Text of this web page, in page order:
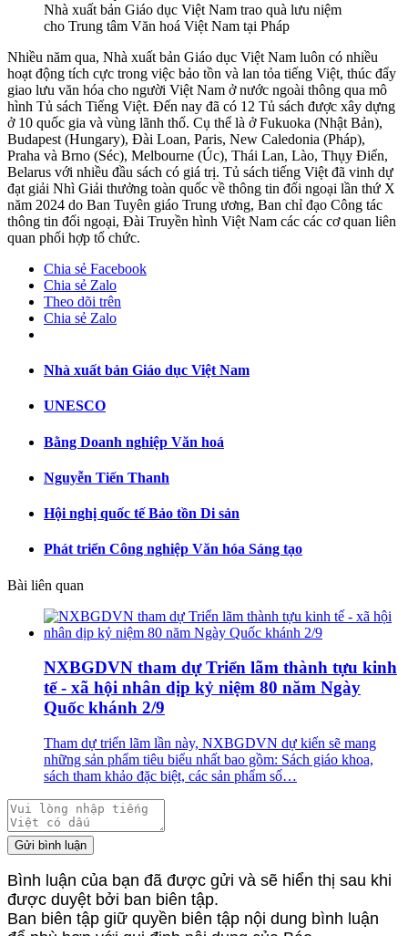
Nhà xuất bản Giáo dục Việt Nam trao quà lưu niệm
cho Trung tâm Văn hoá Việt Nam tại Pháp
Nhiều năm qua, Nhà xuất bản Giáo dục Việt Nam luôn có nhiều
hoạt động tích cực trong việc bảo tồn và lan tỏa tiếng Việt, thúc đẩy
giao lưu văn hóa cho người Việt Nam ở nước ngoài thông qua mô
hình Tủ sách Tiếng Việt. Đến nay đã có 12 Tủ sách được xây dựng
ở 10 quốc gia và vùng lãnh thổ. Cụ thể là ở Fukuoka (Nhật Bản),
Budapest (Hungary), Đài Loan, Paris, New Caledonia (Pháp),
Praha và Brno (Séc), Melbourne (Úc), Thái Lan, Lào, Thụy Điển,
Belarus với nhiều đầu sách có giá trị. Tủ sách tiếng Việt đã vinh dự
đạt giải Nhì Giải thưởng toàn quốc về thông tin đối ngoại lần thứ X
năm 2024 do Ban Tuyên giáo Trung ương, Ban chỉ đạo Công tác
thông tin đối ngoại, Đài Truyền hình Việt Nam các các cơ quan liên
quan phối hợp tổ chức.
Chia sẻ Facebook
Chia sẻ Zalo
Theo dõi trên
Chia sẻ Zalo
Nhà xuất bản Giáo dục Việt Nam
UNESCO
Bằng Doanh nghiệp Văn hoá
Nguyễn Tiến Thanh
Hội nghị quốc tế Bảo tồn Di sản
Phát triển Công nghiệp Văn hóa Sáng tạo
Bài liên quan
NXBGDVN tham dự Triển lãm thành tựu kinh
tế - xã hội nhân dịp kỷ niệm 80 năm Ngày
Quốc khánh 2/9
Tham dự triển lãm lần này, NXBGDVN dự kiến sẽ mang
những sản phẩm tiêu biểu nhất bao gồm: Sách giáo khoa,
sách tham khảo đặc biệt, các sản phẩm số…
Gửi bình luận
Bình luận của bạn đã được gửi và sẽ hiển thị sau khi
được duyệt bởi ban biên tập.
Ban biên tập giữ quyền biên tập nội dung bình luận